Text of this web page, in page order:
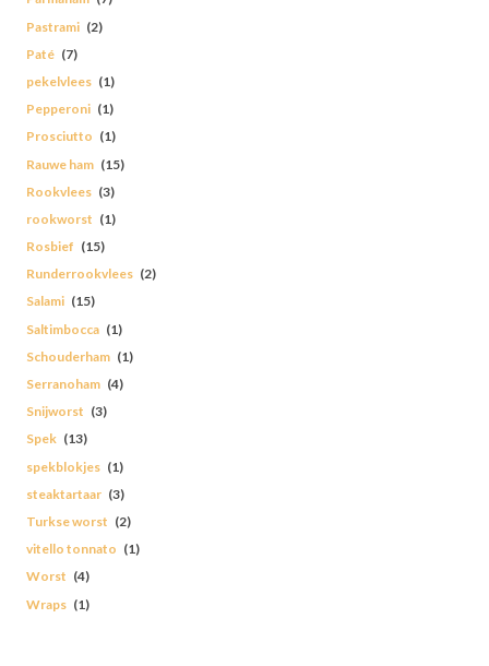
Pastrami (2)
Paté (7)
pekelvlees (1)
Pepperoni (1)
Prosciutto (1)
Rauwe ham (15)
Rookvlees (3)
rookworst (1)
Rosbief (15)
Runderrookvlees (2)
Salami (15)
Saltimbocca (1)
Schouderham (1)
Serranoham (4)
Snijworst (3)
Spek (13)
spekblokjes (1)
steaktartaar (3)
Turkse worst (2)
vitello tonnato (1)
Worst (4)
Wraps (1)